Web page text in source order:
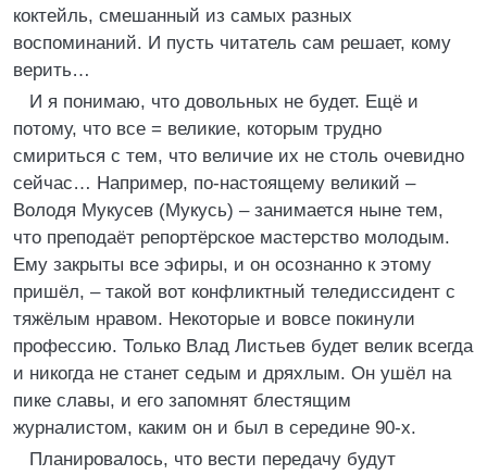
коктейль, смешанный из самых разных
воспоминаний. И пусть читатель сам решает, кому
верить…
И я понимаю, что довольных не будет. Ещё и
потому, что все = великие, которым трудно
смириться с тем, что величие их не столь очевидно
сейчас… Например, по-настоящему великий –
Володя Мукусев (Мукусь) – занимается ныне тем,
что преподаёт репортёрское мастерство молодым.
Ему закрыты все эфиры, и он осознанно к этому
пришёл, – такой вот конфликтный теледиссидент с
тяжёлым нравом. Некоторые и вовсе покинули
профессию. Только Влад Листьев будет велик всегда
и никогда не станет седым и дряхлым. Он ушёл на
пике славы, и его запомнят блестящим
журналистом, каким он и был в середине 90-х.
Планировалось, что вести передачу будут